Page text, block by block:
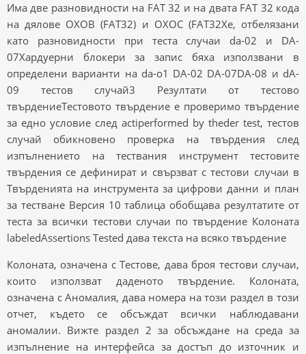
Има две разновидности на FAT 32 и на двата FAT 32 кода
на дялове OXOB (FAT32) и OXOC (FAT32Xe, отбелязани
като разновидности при теста случаи da-02 и DA-
07Хардуерни блокери за запис бяха използвани в
определени варианти на da-o1 DA-02 DA-07DA-08 и dA-
09 тестов случай3 Резултати от тестово
твърдениеТестовото твърдение е проверимо твърдение
за едно условие след actiperformed by theder test, тестов
случай обикновено проверка на твърдения след
изпълнението на тествания инструмент тестовите
твърдения се дефинират и свързват с тестови случаи в
Твърденията на инструмента за цифрови данни и план
за тестване Версия 10 таблица обобщава резултатите от
теста за всички тестови случаи по твърдение Колоната
labeledAssertions Tested дава текста на всяко твърдение
Колоната, означена с Тестове, дава броя тестови случаи,
които използват даденото твърдение. Колоната,
означена с Аномалия, дава номера на този раздел в този
отчет, където се обсъждат всички наблюдавани
аномалии. Вижте раздел 2 за обсъждане на среда за
изпълнение на интерфейса за достъп до източник и